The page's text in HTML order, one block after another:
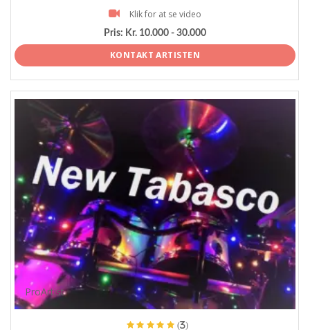
Klik for at se video
Pris: Kr. 10.000 - 30.000
KONTAKT ARTISTEN
ProArtist
(3)